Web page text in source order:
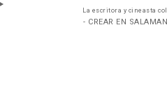
La escritora y cineasta
- CREAR EN